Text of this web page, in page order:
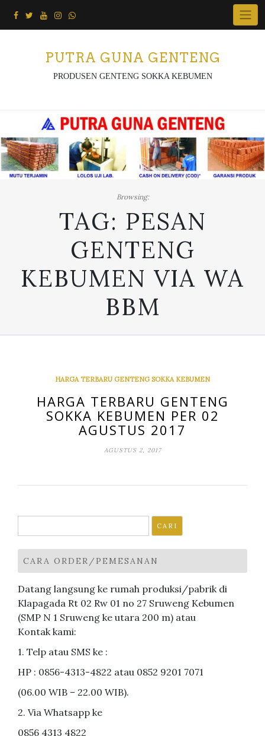
PUTRA GUNA GENTENG
PRODUSEN GENTENG SOKKA KEBUMEN
Browsing:
TAG: PESAN
GENTENG
KEBUMEN VIA WA
BBM
HARGA TERBARU GENTENG SOKKA KEBUMEN
HARGA TERBARU GENTENG
SOKKA KEBUMEN PER 02
AGUSTUS 2017
AGUSTUS 2, 2017
untuk:
CARA ORDER/PEMESANAN
Datang langsung ke rumah produksi/pabrik di
Klapagada Rt 02 Rw 01 no 27 Sruweng Kebumen
(SMP N 1 Sruweng ke utara 200 m) atau
Kontak kami:
1. Telp atau SMS ke :
HP : 0856-4313-4822 atau 0852 9201 7071
(06.00 WIB – 22.00 WIB).
2. Via Whatsapp ke
0856 4313 4822